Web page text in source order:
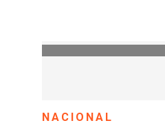
NACIONAL